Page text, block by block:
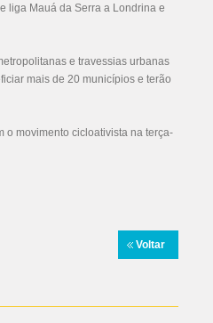
liga Mauá da Serra a Londrina e
e travessias urbanas
mais de 20 municípios e terão
o movimento cicloativista na terça-
Voltar